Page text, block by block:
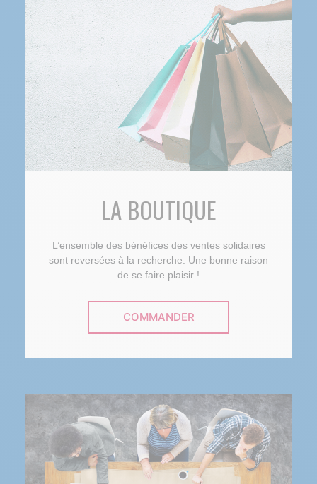
LA BOUTIQUE
L’ensemble des bénéfices des ventes solidaires
sont reversées à la recherche. Une bonne raison
de se faire plaisir !
COMMANDER